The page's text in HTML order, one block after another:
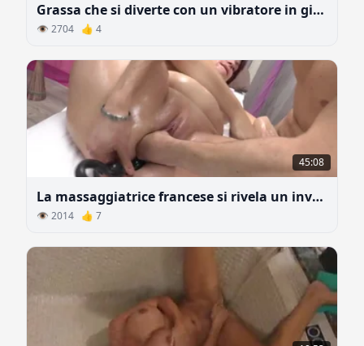
Grassa che si diverte con un vibratore in giardino
👁 2704 👍 4
45:08
La massaggiatrice francese si rivela un inveterata troia anale
👁 2014 👍 7